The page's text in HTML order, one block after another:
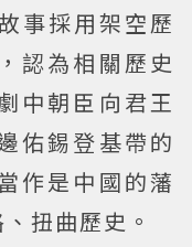
事採用架空歷
認為相關歷史
中朝臣向君王
佑錫登基帶的
作是中國的藩
扭曲歷史。